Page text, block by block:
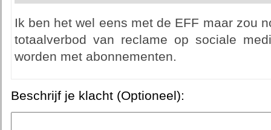
Ik ben het wel eens met de EFF maar zou
totaalverbod van reclame op sociale
worden met abonnementen.
Beschrijf je klacht (Optioneel):